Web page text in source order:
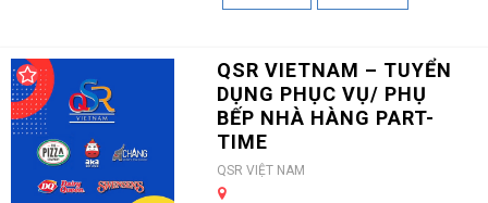
QSR VIETNAM – TUYỂN
DỤNG PHỤC VỤ/ PHỤ
BẾP NHÀ HÀNG PART-
TIME
QSR VIỆT NAM